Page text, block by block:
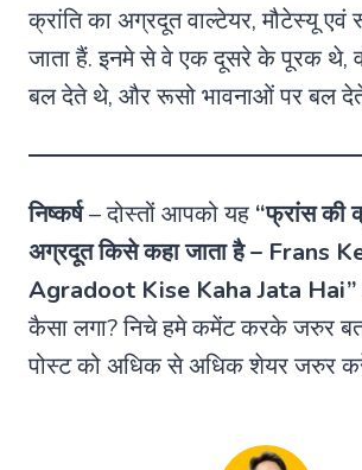
क्रांति का अग्रदूत वाल्टे‍यर, मौटेस्यू एवं
जाता हैं. इनमे से वे एक दूसरे के पूरक थे,
बल देते थे, और रूसो भावनाओं पर बल
निष्कर्ष– दोस्तों आपको यह “फ्रांस की
अग्रदूत किसे कहा जाता है – Frans
Agradoot Kise Kaha Jata Hai”
कैसा लगा? निचे हमे कमेंट करके जरुर
पोस्ट को अधिक से अधिक शेयर जरुर